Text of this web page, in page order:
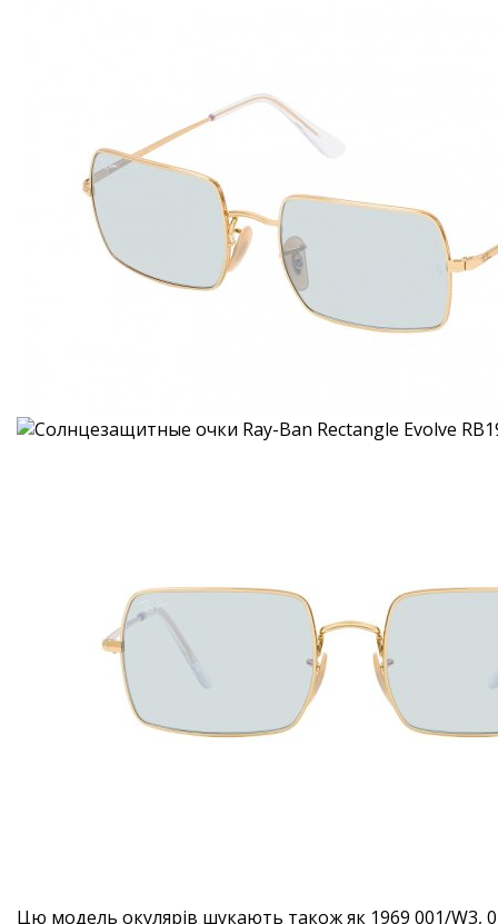
Цю модель окулярів шукають також як 1969 001/W3,